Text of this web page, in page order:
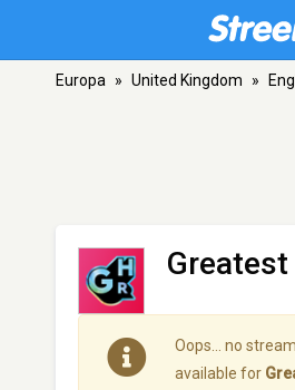
Europa » United Kingdom »
Oops… no
available for